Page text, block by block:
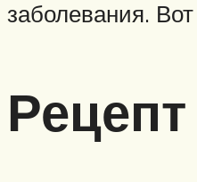
заболевания.